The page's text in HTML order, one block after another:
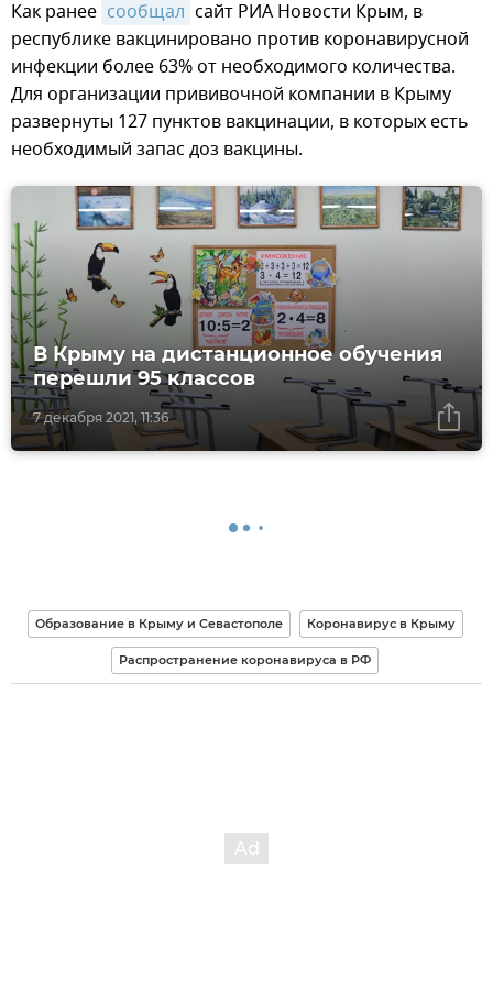
Как ранее сообщал сайт РИА Новости Крым, в
республике вакцинировано против коронавирусной
инфекции более 63% от необходимого количества.
Для организации прививочной компании в Крыму
развернуты 127 пунктов вакцинации, в которых есть
необходимый запас доз вакцины.
7 декабря 2021, 11:36
В Крыму на дистанционное обучения
перешли 95 классов
Образование в Крыму и Севастополе Коронавирус в Крыму
Распространение коронавируса в РФ